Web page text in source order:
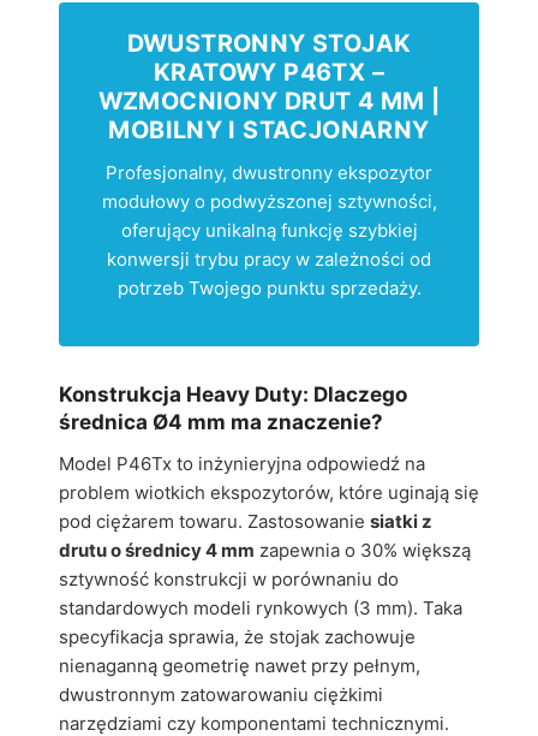
DWUSTRONNY STOJAK
KRATOWY P46TX –
WZMOCNIONY DRUT 4 MM |
MOBILNY I STACJONARNY
Profesjonalny, dwustronny ekspozytor
modułowy o podwyższonej sztywności,
oferujący unikalną funkcję szybkiej
konwersji trybu pracy w zależności od
potrzeb Twojego punktu sprzedaży.
Konstrukcja Heavy Duty: Dlaczego
średnica Ø4 mm ma znaczenie?
Model P46Tx to inżynieryjna odpowiedź na
problem wiotkich ekspozytorów, które uginają się
pod ciężarem towaru. Zastosowanie siatki z
drutu o średnicy 4 mm zapewnia o 30% większą
sztywność konstrukcji w porównaniu do
standardowych modeli rynkowych (3 mm). Taka
specyfikacja sprawia, że stojak zachowuje
nienaganną geometrię nawet przy pełnym,
dwustronnym zatowarowaniu ciężkimi
narzędziami czy komponentami technicznymi.